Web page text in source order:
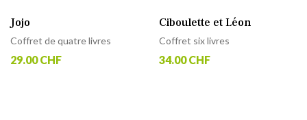
Jojo
Coffret de quatre livres
29.00 CHF
Ciboulette et Léon
Coffret six livres
34.00 CHF